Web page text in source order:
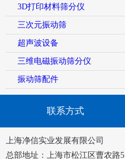
3D打印材料筛分仪
三次元振动筛
超声波设备
三维电磁振动筛分仪
振动筛配件
联系方式
上海净信实业发展有限公司
总部地址：上海市松江区曹农路5